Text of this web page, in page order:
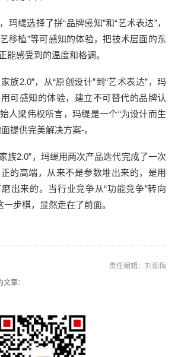
玛缇选择了拼“品牌感知”和“艺术表达”，
移植”等可感知的体验，把技术层面的东
能感受到的温度和格调。
族2.0”，从“原创设计”到“艺术表达”，玛
可感知的体验，建立不可替代的品牌认
人梁伟权所言，玛缇是一个“为设计而生
提供完美解决方案-。
族2.0”，玛缇用两次产品迭代完成了一次
的高端，从来不是参数堆出来的，是用
出来的。当行业竞争从“功能竞争”转向
一步棋，显然走在了前面。
责任编辑：刘观梅
章：